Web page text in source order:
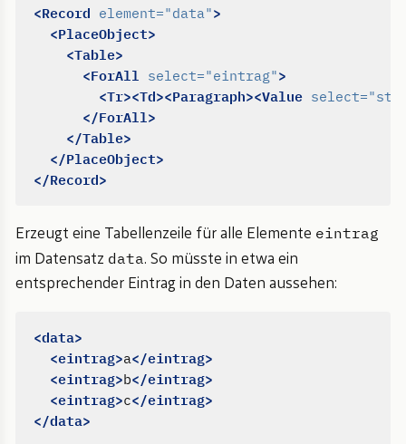
<Record element="data">
<PlaceObject>
<Table>
<ForAll select="eintrag">
<Tr><Td><Paragraph><Value select=
</ForAll>
</Table>
</PlaceObject>
</Record>
Erzeugt eine Tabellenzeile für alle Elemente eintrag
im Datensatz data. So müsste in etwa ein
entsprechender Eintrag in den Daten aussehen:
<data>
<eintrag>a</eintrag>
<eintrag>b</eintrag>
<eintrag>c</eintrag>
</data>